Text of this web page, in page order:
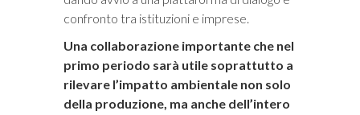
confronto tra istituzioni e imprese.
Una collaborazione importante che nel
primo periodo sarà utile soprattutto a
rilevare l’impatto ambientale non solo
della produzione, ma anche dell’intero